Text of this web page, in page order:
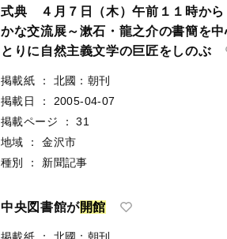
式典 ４月７日（木）午前１１時か
かな交流展～漱石・龍之介の書簡を
とりに自然主義文学の巨匠をしのぶ
掲載紙 ：
北國：朝刊
掲載日
：
2005-04-07
掲載ページ
：
31
地域
：
金沢市
種別
： 新聞記事
中央図書館が開館